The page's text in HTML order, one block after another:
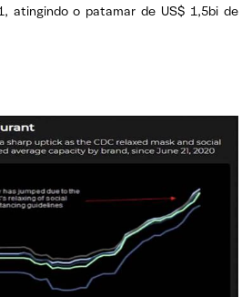
atingindo o patamar de US$ 1,5bi de